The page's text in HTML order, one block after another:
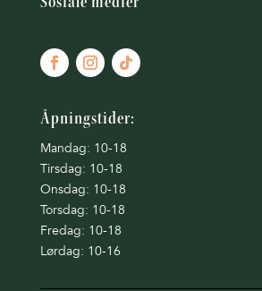
Åpningstider:
Mandag: 10-18
Tirsdag: 10-18
Onsdag: 10-18
Torsdag: 10-18
Fredag: 10-18
Lørdag: 10-16